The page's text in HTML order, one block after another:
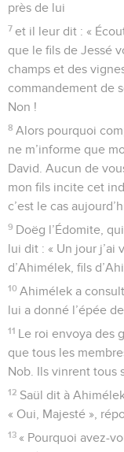
près de lui
7 et il leur dit : «
que le fils de Jessé
champs et des
commandement de
Non !
8 Alors pourquoi
ne m’informe que
David. Aucun de
mon fils incite cet
c’est le cas
9 Doëg l’Édomite,
lui dit : « Un jour j’ai
d’Ahimélek, fils
10 Ahimélek a
lui a donné l’épée
11 Le roi envoya des
que tous les
Nob. Ils vinrent tous
12 Saül dit à
« Oui, Majesté »,
13 « Pourquoi avez-